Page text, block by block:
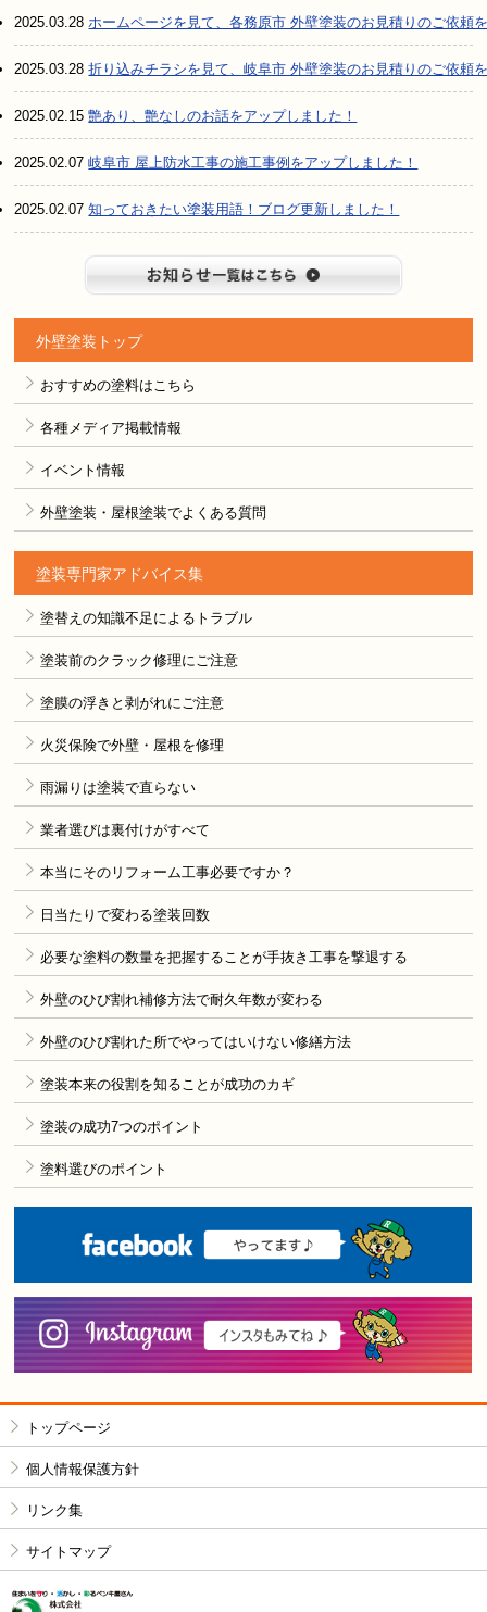
2025.03.28ホームページを見て、各務原市 外壁塗装のお見積りのご依頼
2025.03.28折り込みチラシを見て、岐阜市 外壁塗装のお見積りのご依頼
2025.02.15艶あり、艶なしのお話をアップしました！
2025.02.07岐阜市 屋上防水工事の施工事例をアップしました！
2025.02.07知っておきたい塗装用語！ブログ更新しました！
外壁塗装トップ
おすすめの塗料はこちら
各種メディア掲載情報
イベント情報
外壁塗装・屋根塗装でよくある質問
塗装専門家アドバイス集
塗替えの知識不足によるトラブル
塗装前のクラック修理にご注意
塗膜の浮きと剥がれにご注意
火災保険で外壁・屋根を修理
雨漏りは塗装で直らない
業者選びは裏付けがすべて
本当にそのリフォーム工事必要ですか？
日当たりで変わる塗装回数
必要な塗料の数量を把握することが手抜き工事を撃退する
外壁のひび割れ補修方法で耐久年数が変わる
外壁のひび割れた所でやってはいけない修繕方法
塗装本来の役割を知ることが成功のカギ
塗装の成功7つのポイント
塗料選びのポイント
トップページ
個人情報保護方針
リンク集
サイトマップ